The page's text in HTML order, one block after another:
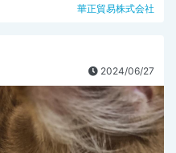
華正貿易株式会社
2024/06/27